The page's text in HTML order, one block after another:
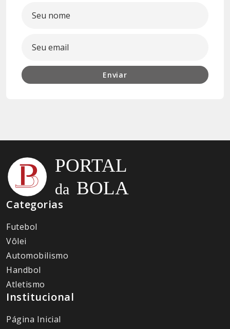
Enviar
Categorias
Futebol
Vôlei
Automobilismo
Handbol
Atletismo
Institucional
Página Inicial